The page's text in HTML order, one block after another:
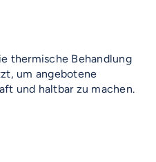
thermische Behandlung
um angebotene
und haltbar zu machen.